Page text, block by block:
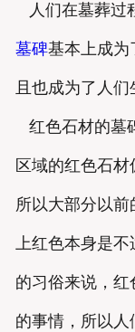
人们在墓葬过
墓碑基本上成为
且也成为了人们
红色石材的墓
区域的红色石
所以大部分以
上红色本身是不
的习俗来说，
的事情，所以